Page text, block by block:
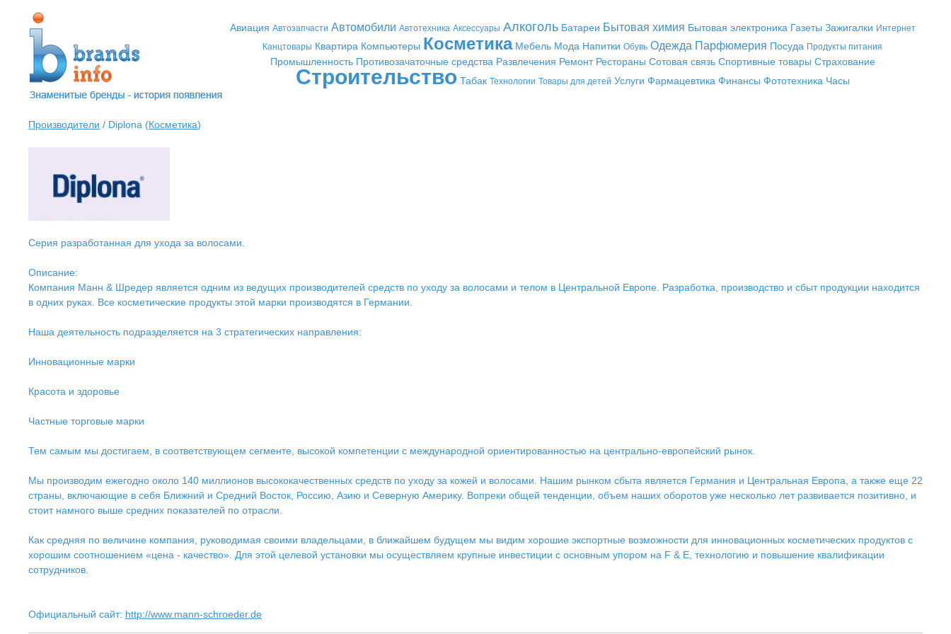
Авиация Автозапчасти Автомобили Автотехника Аксессуары Алкоголь Батареи Бытовая химия Бытовая электроника Газеты Зажигалки Интернет
Канцтовары Квартира Компьютеры Косметика Мебель Мода Напитки Обувь Одежда Парфюмерия Посуда Продукты питания
Промышленность Противозачаточные средства Развлечения Ремонт Рестораны Сотовая связь Спортивные товары Страхование
Строительство Табак Технологии Товары для детей Услуги Фармацевтика Финансы Фототехника Часы
Производители / Diplona (Косметика)
Серия разработанная для ухода за волосами.
Описание:
Компания Манн & Шредер является одним из ведущих производителей средств по уходу за волосами и телом в Центральной Европе. Разработка, производство и сбыт продукции находится
в одних руках. Все косметические продукты этой марки производятся в Германии.
Наша деятельность подразделяется на 3 стратегических направления:
Инновационные марки
Красота и здоровье
Частные торговые марки
Тем самым мы достигаем, в соответствующем сегменте, высокой компетенции с международной ориентированностью на центрально-европейский рынок.
Мы производим ежегодно около 140 миллионов высококачественных средств по уходу за кожей и волосами. Нашим рынком сбыта является Германия и Центральная Европа, а также еще 22
страны, включающие в себя Ближний и Средний Восток, Россию, Азию и Северную Америку. Вопреки общей тенденции, объем наших оборотов уже несколько лет развивается позитивно, и
стоит намного выше средних показателей по отрасли.
Как средняя по величине компания, руководимая своими владельцами, в ближайшем будущем мы видим хорошие экспортные возможности для инновационных косметических продуктов с
хорошим соотношением «цена - качество». Для этой целевой установки мы осуществляем крупные инвестиции с основным упором на F & E, технологию и повышение квалификации
сотрудников.
Официальный сайт: http://www.mann-schroeder.de